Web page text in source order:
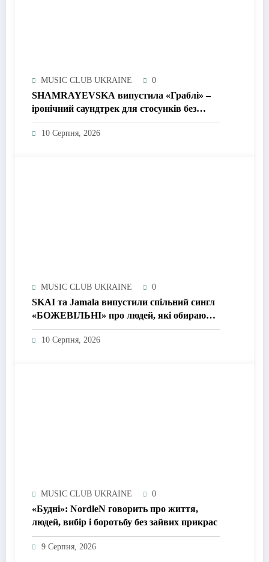
MUSIC CLUB UKRAINE 0
SHAMRAYEVSKA випустила «Граблі» –
іронічний саундтрек для стосунків без
ідеальної казки
10 Серпня, 2026
MUSIC CLUB UKRAINE 0
SKAI та Jamala випустили спільний сингл
«БОЖЕВІЛЬНІ» про людей, які обирають
жити, а не просто виживати
10 Серпня, 2026
MUSIC CLUB UKRAINE 0
«Будні»: NordleN говорить про життя,
людей, вибір і боротьбу без зайвих прикрас
9 Серпня, 2026